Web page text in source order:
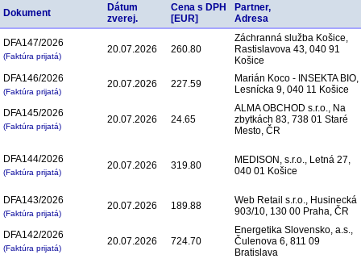
Dokument
Dátum
zverej.
Cena s DPH
[EUR]
Partner,
Adresa
DFA147/2026
(Faktúra prijatá)
20.07.2026 260.80
Záchranná služba Košice,
Rastislavova 43, 040 91
Košice
DFA146/2026
(Faktúra prijatá)
20.07.2026 227.59
Marián Koco - INSEKTA BIO,
Lesnícka 9, 040 11 Košice
DFA145/2026
(Faktúra prijatá)
20.07.2026 24.65
ALMA OBCHOD s.r.o., Na
zbytkách 83, 738 01 Staré
Mesto, ČR
DFA144/2026
(Faktúra prijatá)
20.07.2026 319.80
MEDISON, s.r.o., Letná 27,
040 01 Košice
DFA143/2026
(Faktúra prijatá)
20.07.2026 189.88
Web Retail s.r.o., Husinecká
903/10, 130 00 Praha, ČR
DFA142/2026
(Faktúra prijatá)
20.07.2026 724.70
Energetika Slovensko, a.s.,
Čulenova 6, 811 09
Bratislava